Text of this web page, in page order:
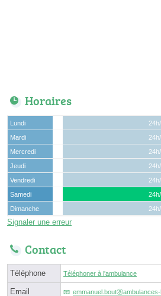
Horaires
Lundi
Mardi
Mercredi
Jeudi
Vendredi
Samedi
Dimanche
Signaler une erreur
Contact
Téléphone Téléphoner à l'ambulance
Email